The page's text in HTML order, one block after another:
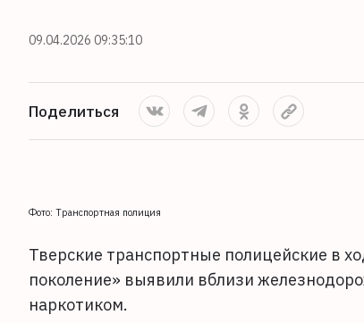
09.04.2026 09:35:10
Поделиться
Фото: Транспортная полиция
Тверские транспортные полицейские в
поколение» выявили вблизи
наркотиком.